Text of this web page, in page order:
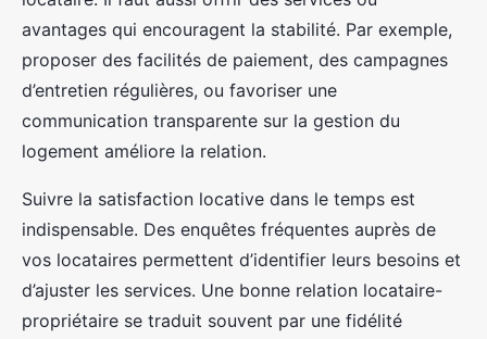
avantages qui encouragent la stabilité. Par exemple,
proposer des facilités de paiement, des campagnes
d’entretien régulières, ou favoriser une
communication transparente sur la gestion du
logement améliore la relation.
Suivre la satisfaction locative dans le temps est
indispensable. Des enquêtes fréquentes auprès de
vos locataires permettent d’identifier leurs besoins et
d’ajuster les services. Une bonne relation locataire-
propriétaire se traduit souvent par une fidélité